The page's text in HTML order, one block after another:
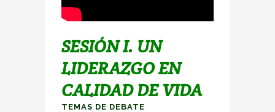
SESIÓN I. UN
LIDERAZGO EN
CALIDAD DE VIDA
TEMAS DE DEBATE